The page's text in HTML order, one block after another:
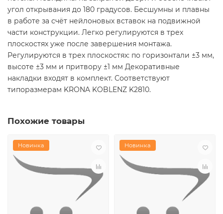
угол открывания до 180 градусов. Бесшумны и плавны
в работе за счёт нейлоновых вставок на подвижной
части конструкции. Легко регулируются в трех
плоскостях уже после завершения монтажа.
Регулируются в трех плоскостях: по горизонтали ±3 мм,
высоте ±3 мм и притвору ±1 мм Декоративные
накладки входят в комплект. Соответствуют
типоразмерам KRONA KOBLENZ K2810.
Похожие товары
Новинка Новинка